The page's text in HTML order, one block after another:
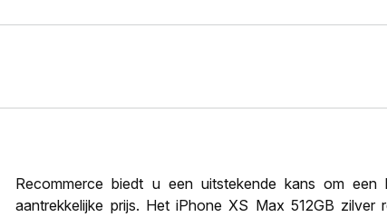
Recommerce biedt u een uitstekende kans om
aantrekkelijke prijs. Het iPhone XS Max 512GB